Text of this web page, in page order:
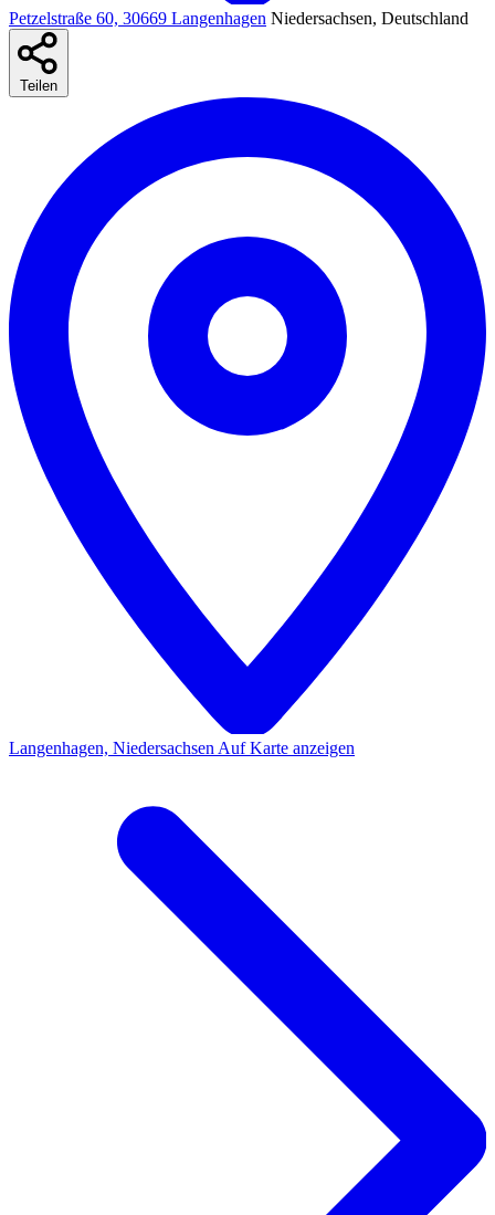
Petzelstraße 60, 30669 Langenhagen Niedersachsen, Deutschland
Teilen
Langenhagen, Niedersachsen Auf Karte anzeigen